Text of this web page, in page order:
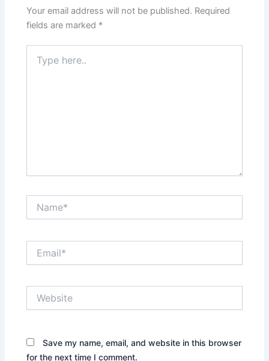
Your email address will not be published. Required
fields are marked *
here..
Save my name, email, and website in this browser
for the next time I comment.